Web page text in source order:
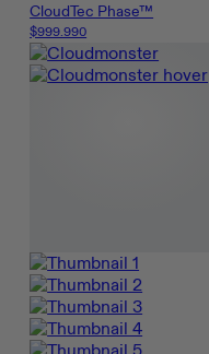
CloudTec Phase™
$999.990